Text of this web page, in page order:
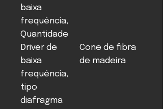
baixa
frequência,
Quantidade
Driver de
baixa
frequência,
tipo
diafragma
Cone de fibra
de madeira